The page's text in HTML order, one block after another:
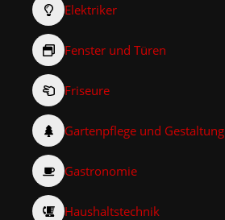
Elektriker
Fenster und Türen
Friseure
Gartenpflege und Gestaltung
Gastronomie
Haushaltstechnik